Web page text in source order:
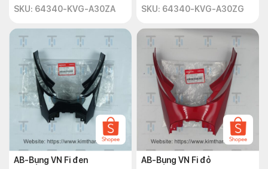
SKU: 64340-KVG-A30ZA
SKU: 64340-KVG-A30ZG
AB-Bụng VN Fi đen
AB-Bụng VN Fi đỏ